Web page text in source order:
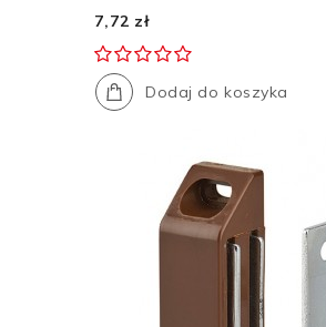
7,72 zł
Dodaj do koszyka